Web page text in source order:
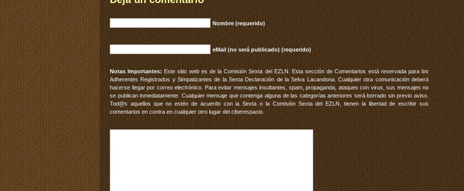
Nombre (requerido)
eMail (no será publicado) (requerido)
Notas Importantes: Este sitio web es de la Comisión Sexta del EZLN. Esta sección de Comentarios está reservada para los
Adherentes Registrados y Simpatizantes de la Sexta Declaración de la Selva Lacandona. Cualquier otra comunicación deberá
hacerse llegar por correo electrónico. Para evitar mensajes insultantes, spam, propaganda, ataques con virus, sus mensajes no
se publican inmediatamente. Cualquier mensaje que contenga alguna de las categorías anteriores será borrado sin previo aviso.
Tod@s aquellos que no estén de acuerdo con la Sexta o la Comisión Sexta del EZLN, tienen la libertad de escribir sus
comentarios en contra en cualquier otro lugar del ciberespacio.